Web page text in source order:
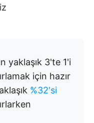
yaklaşık 3'te 1'i
için hazır
%32'si